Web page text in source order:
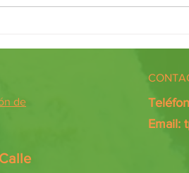
de
Email: